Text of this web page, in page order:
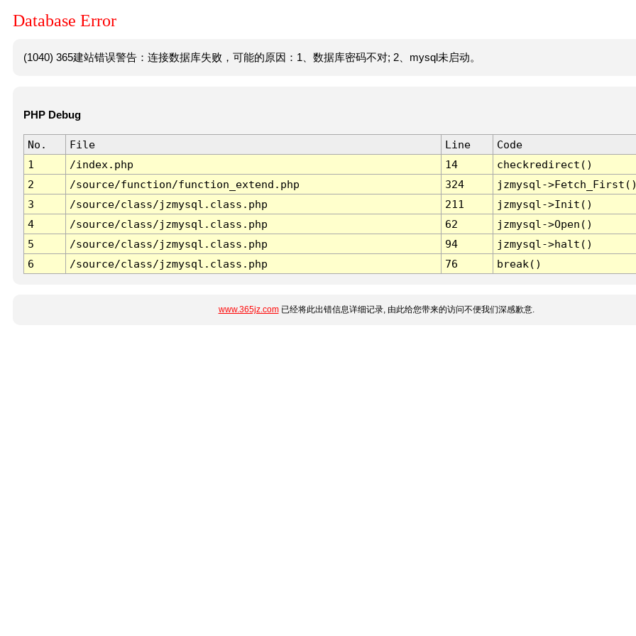
Database Error
(1040) 365建站错误警告：连接数据库失败，可能的原因：1、数据库密码不对; 2、mysql未启动。
PHP Debug
No. File Line
Code
1
/index.php 14
checkredirect()
2
/source/function/function_extend.php 324
jzmysql-
3
/source/class/jzmysql.class.php 211
jzmysql->Init()
4
/source/class/jzmysql.class.php 62
jzmysql->Open()
5
/source/class/jzmysql.class.php 94
jzmysql->halt()
6
/source/class/jzmysql.class.php 76 break()
www.365jz.com已经将此出错信息详细记录, 由此给您带来的访问不便我们深感歉意.